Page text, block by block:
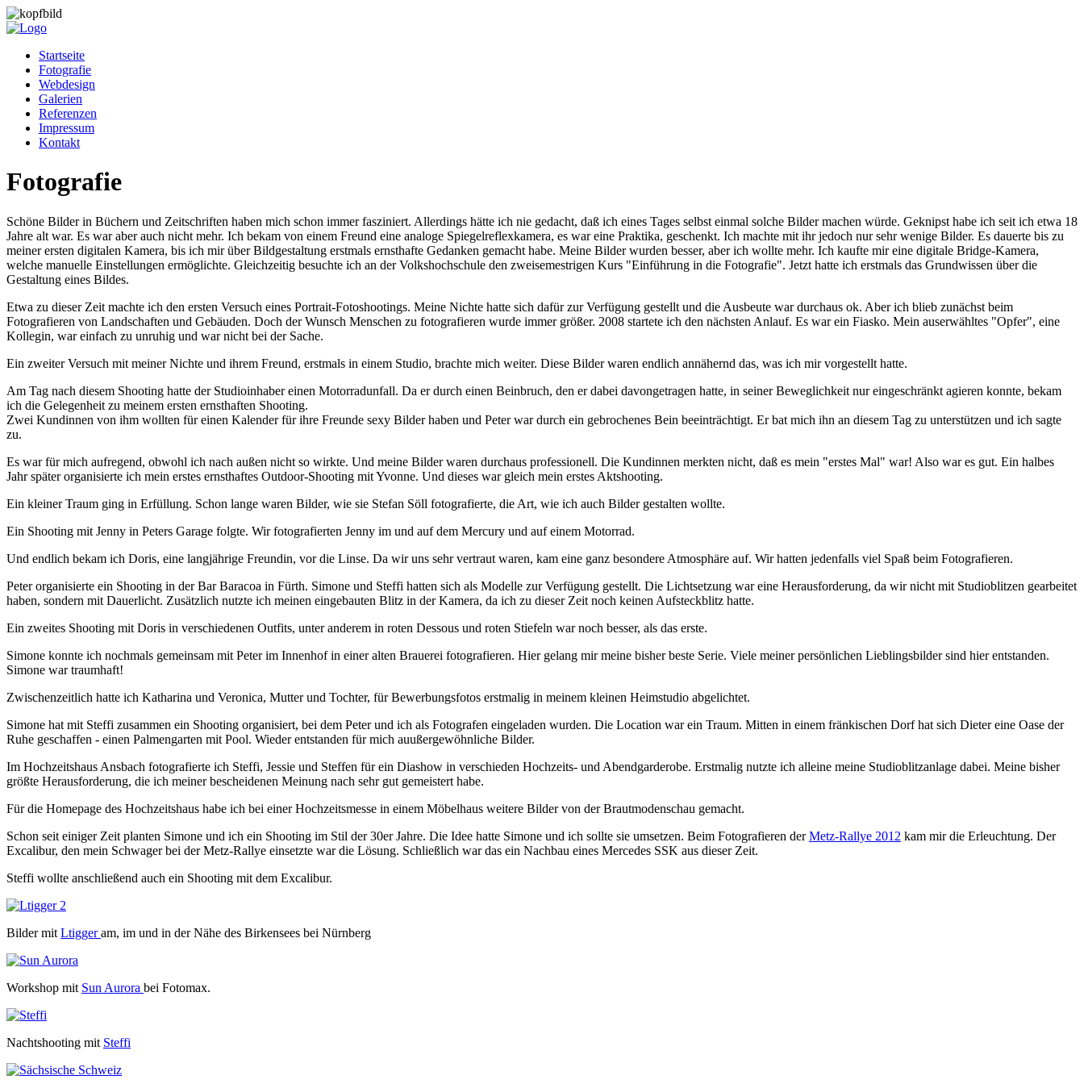
Startseite
Fotografie
Webdesign
Galerien
Referenzen
Impressum
Kontakt
Fotografie
Schöne Bilder in Büchern und Zeitschriften haben mich schon immer fasziniert. Allerdings hätte ich nie gedacht, daß ich eines Tages selbst einmal solche Bilder machen würde. Geknipst habe ich seit ich etwa 18
Jahre alt war. Es war aber auch nicht mehr. Ich bekam von einem Freund eine analoge Spiegelreflexkamera, es war eine Praktika, geschenkt. Ich machte mit ihr jedoch nur sehr wenige Bilder. Es dauerte bis zu
meiner ersten digitalen Kamera, bis ich mir über Bildgestaltung erstmals ernsthafte Gedanken gemacht habe. Meine Bilder wurden besser, aber ich wollte mehr. Ich kaufte mir eine digitale Bridge-Kamera,
welche manuelle Einstellungen ermöglichte. Gleichzeitig besuchte ich an der Volkshochschule den zweisemestrigen Kurs "Einführung in die Fotografie". Jetzt hatte ich erstmals das Grundwissen über die
Gestaltung eines Bildes.
Etwa zu dieser Zeit machte ich den ersten Versuch eines Portrait-Fotoshootings. Meine Nichte hatte sich dafür zur Verfügung gestellt und die Ausbeute war durchaus ok. Aber ich blieb zunächst beim
Fotografieren von Landschaften und Gebäuden. Doch der Wunsch Menschen zu fotografieren wurde immer größer. 2008 startete ich den nächsten Anlauf. Es war ein Fiasko. Mein auserwähltes "Opfer", eine
Kollegin, war einfach zu unruhig und war nicht bei der Sache.
Ein zweiter Versuch mit meiner Nichte und ihrem Freund, erstmals in einem Studio, brachte mich weiter. Diese Bilder waren endlich annähernd das, was ich mir vorgestellt hatte.
Am Tag nach diesem Shooting hatte der Studioinhaber einen Motorradunfall. Da er durch einen Beinbruch, den er dabei davongetragen hatte, in seiner Beweglichkeit nur eingeschränkt agieren konnte, bekam
ich die Gelegenheit zu meinem ersten ernsthaften Shooting.
Zwei Kundinnen von ihm wollten für einen Kalender für ihre Freunde sexy Bilder haben und Peter war durch ein gebrochenes Bein beeinträchtigt. Er bat mich ihn an diesem Tag zu unterstützen und ich sagte
zu.
Es war für mich aufregend, obwohl ich nach außen nicht so wirkte. Und meine Bilder waren durchaus professionell. Die Kundinnen merkten nicht, daß es mein "erstes Mal" war! Also war es gut. Ein halbes
Jahr später organisierte ich mein erstes ernsthaftes Outdoor-Shooting mit Yvonne. Und dieses war gleich mein erstes Aktshooting.
Ein kleiner Traum ging in Erfüllung. Schon lange waren Bilder, wie sie Stefan Söll fotografierte, die Art, wie ich auch Bilder gestalten wollte.
Ein Shooting mit Jenny in Peters Garage folgte. Wir fotografierten Jenny im und auf dem Mercury und auf einem Motorrad.
Und endlich bekam ich Doris, eine langjährige Freundin, vor die Linse. Da wir uns sehr vertraut waren, kam eine ganz besondere Atmosphäre auf. Wir hatten jedenfalls viel Spaß beim Fotografieren.
Peter organisierte ein Shooting in der Bar Baracoa in Fürth. Simone und Steffi hatten sich als Modelle zur Verfügung gestellt. Die Lichtsetzung war eine Herausforderung, da wir nicht mit Studioblitzen gearbeitet
haben, sondern mit Dauerlicht. Zusätzlich nutzte ich meinen eingebauten Blitz in der Kamera, da ich zu dieser Zeit noch keinen Aufsteckblitz hatte.
Ein zweites Shooting mit Doris in verschiedenen Outfits, unter anderem in roten Dessous und roten Stiefeln war noch besser, als das erste.
Simone konnte ich nochmals gemeinsam mit Peter im Innenhof in einer alten Brauerei fotografieren. Hier gelang mir meine bisher beste Serie. Viele meiner persönlichen Lieblingsbilder sind hier entstanden.
Simone war traumhaft!
Zwischenzeitlich hatte ich Katharina und Veronica, Mutter und Tochter, für Bewerbungsfotos erstmalig in meinem kleinen Heimstudio abgelichtet.
Simone hat mit Steffi zusammen ein Shooting organisiert, bei dem Peter und ich als Fotografen eingeladen wurden. Die Location war ein Traum. Mitten in einem fränkischen Dorf hat sich Dieter eine Oase der
Ruhe geschaffen - einen Palmengarten mit Pool. Wieder entstanden für mich auußergewöhnliche Bilder.
Im Hochzeitshaus Ansbach fotografierte ich Steffi, Jessie und Steffen für ein Diashow in verschieden Hochzeits- und Abendgarderobe. Erstmalig nutzte ich alleine meine Studioblitzanlage dabei. Meine bisher
größte Herausforderung, die ich meiner bescheidenen Meinung nach sehr gut gemeistert habe.
Für die Homepage des Hochzeitshaus habe ich bei einer Hochzeitsmesse in einem Möbelhaus weitere Bilder von der Brautmodenschau gemacht.
Schon seit einiger Zeit planten Simone und ich ein Shooting im Stil der 30er Jahre. Die Idee hatte Simone und ich sollte sie umsetzen. Beim Fotografieren derMetz-Rallye 2012 kam mir die Erleuchtung. Der
Excalibur, den mein Schwager bei der Metz-Rallye einsetzte war die Lösung. Schließlich war das ein Nachbau eines Mercedes SSK aus dieser Zeit.
Steffi wollte anschließend auch ein Shooting mit dem Excalibur.
Bilder mit Ltiggeram, im und in der Nähe des Birkensees bei Nürnberg
Workshop mit Sun Aurora bei Fotomax.
Nachtshooting mit Steffi